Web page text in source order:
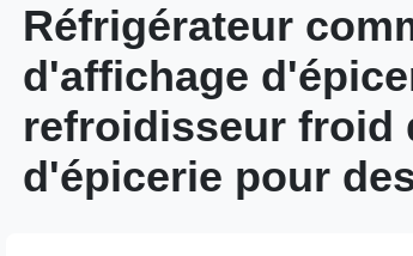
Réfrigérateur
d'affichage
refroidisseur froid
d'épicerie pour